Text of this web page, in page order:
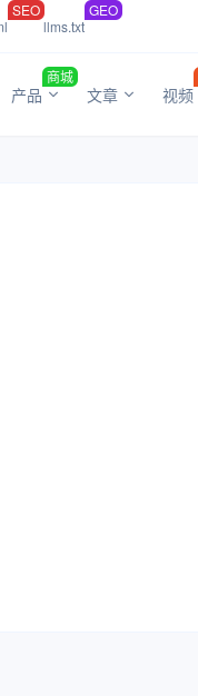
SEO
llms.txt
GEO
产品
商城
文章 视频